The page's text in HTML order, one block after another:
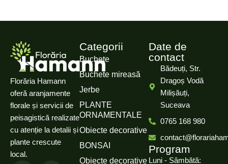
Florăria Hamann
oferă aranjamente
florale și servicii de
peisagistică realizate
cu atenție la detalii și
plante crescute
local.
Categorii
Buchete
Buchete mireasă
Jerbe
PLANTE
ORNAMENTALE
Obiecte decorative
BONSAI
Obiecte decorative
Date de
contact
Bădeuți, Str.
Dragoș Vodă
Milișăuți,
Suceava
0765 168 980
Program
Luni - Sâmbătă: